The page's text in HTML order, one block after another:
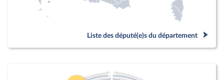
Liste des député(e)s du département